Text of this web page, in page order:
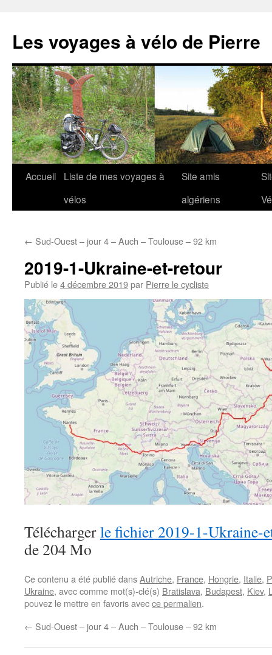
contenu
Les voyages à vélo de Pierre
Accueil
Liste de mes voyages à
vélos
Site amis
algériens
← Sud-Ouest – jour 4 – Auch – Toulouse – 92 km
2019-1-Ukraine-et-retour
Publié le4 décembre 2019par Pierre le cycliste
Téléchargerle fichier 2019-1-Ukraine-
de 204 Mo
Ce contenu a été publié dansAutriche, France, Hongrie, Italie,
Ukraine, avec comme mot(s)-clé(s) Bratislava, Budapest, Kiev,
pouvez le mettre en favoris avecce permalien.
← Sud-Ouest – jour 4 – Auch – Toulouse – 92 km